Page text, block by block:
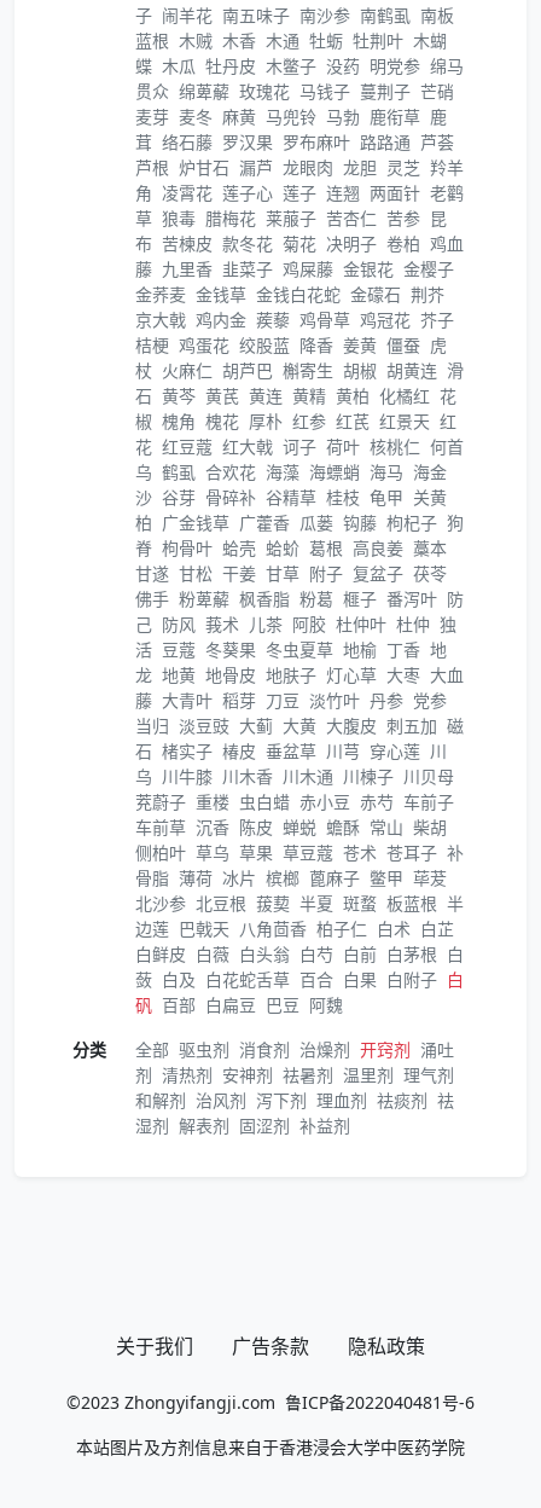
子 闹羊花 南五味子 南沙参 南鹤虱 南板
蓝根 木贼 木香 木通 牡蛎 牡荆叶 木蝴
蝶 木瓜 牡丹皮 木鳖子 没药 明党参 绵马
贯众 绵萆薢 玫瑰花 马钱子 蔓荆子 芒硝
麦芽 麦冬 麻黄 马兜铃 马勃 鹿衔草 鹿
茸 络石藤 罗汉果 罗布麻叶 路路通 芦荟
芦根 炉甘石 漏芦 龙眼肉 龙胆 灵芝 羚羊
角 凌霄花 莲子心 莲子 连翘 两面针 老鹳
草 狼毒 腊梅花 莱菔子 苦杏仁 苦参 昆
布 苦楝皮 款冬花 菊花 决明子 卷柏 鸡血
藤 九里香 韭菜子 鸡屎藤 金银花 金樱子
金荞麦 金钱草 金钱白花蛇 金礞石 荆芥
京大戟 鸡内金 蒺藜 鸡骨草 鸡冠花 芥子
桔梗 鸡蛋花 绞股蓝 降香 姜黄 僵蚕 虎
杖 火麻仁 胡芦巴 槲寄生 胡椒 胡黄连 滑
石 黄芩 黄芪 黄连 黄精 黄柏 化橘红 花
椒 槐角 槐花 厚朴 红参 红芪 红景天 红
花 红豆蔻 红大戟 诃子 荷叶 核桃仁 何首
乌 鹤虱 合欢花 海藻 海螵蛸 海马 海金
沙 谷芽 骨碎补 谷精草 桂枝 龟甲 关黄
柏 广金钱草 广藿香 瓜蒌 钩藤 枸杞子 狗
脊 枸骨叶 蛤壳 蛤蚧 葛根 高良姜 藁本
甘遂 甘松 干姜 甘草 附子 复盆子 茯苓
佛手 粉萆薢 枫香脂 粉葛 榧子 番泻叶 防
己 防风 莪术 儿茶 阿胶 杜仲叶 杜仲 独
活 豆蔻 冬葵果 冬虫夏草 地榆 丁香 地
龙 地黄 地骨皮 地肤子 灯心草 大枣 大血
藤 大青叶 稻芽 刀豆 淡竹叶 丹参 党参
当归 淡豆豉 大蓟 大黄 大腹皮 刺五加 磁
石 楮实子 椿皮 垂盆草 川芎 穿心莲 川
乌 川牛膝 川木香 川木通 川楝子 川贝母
茺蔚子 重楼 虫白蜡 赤小豆 赤芍 车前子
车前草 沉香 陈皮 蝉蜕 蟾酥 常山 柴胡
侧柏叶 草乌 草果 草豆蔻 苍术 苍耳子 补
骨脂 薄荷 冰片 槟榔 蓖麻子 鳖甲 荜茇
北沙参 北豆根 菝葜 半夏 斑蝥 板蓝根 半
边莲 巴戟天 八角茴香 柏子仁 白术 白芷
白鲜皮 白薇 白头翁 白芍 白前 白茅根 白
蔹 白及 白花蛇舌草 百合 白果 白附子 白
矾 百部 白扁豆 巴豆 阿魏
分类
全部 驱虫剂 消食剂 治燥剂 开窍剂 涌吐
剂 清热剂 安神剂 祛暑剂 温里剂 理气剂
和解剂 治风剂 泻下剂 理血剂 祛痰剂 祛
湿剂 解表剂 固涩剂 补益剂
关于我们 广告条款 隐私政策
©2023 Zhongyifangji.com 鲁ICP备2022040481号-6
本站图片及方剂信息来自于香港浸会大学中医药学院